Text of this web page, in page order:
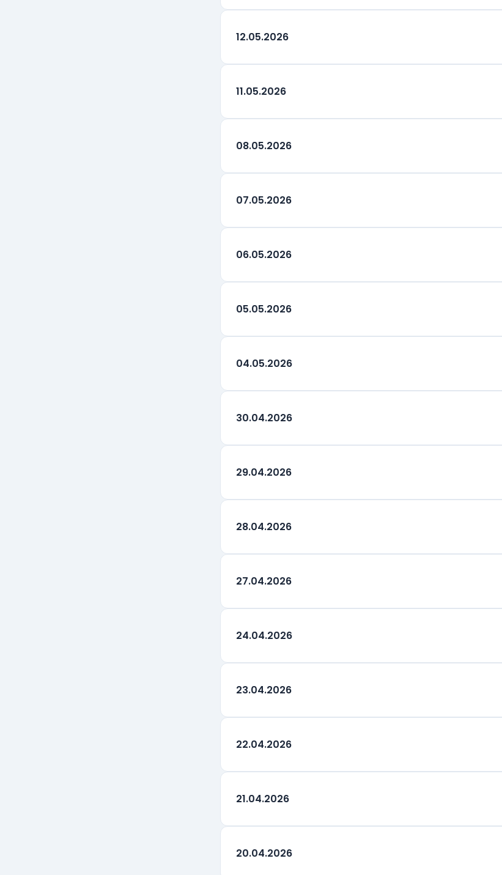
12.05.2026
11.05.2026
08.05.2026
07.05.2026
06.05.2026
05.05.2026
04.05.2026
30.04.2026
29.04.2026
28.04.2026
27.04.2026
24.04.2026
23.04.2026
22.04.2026
21.04.2026
20.04.2026